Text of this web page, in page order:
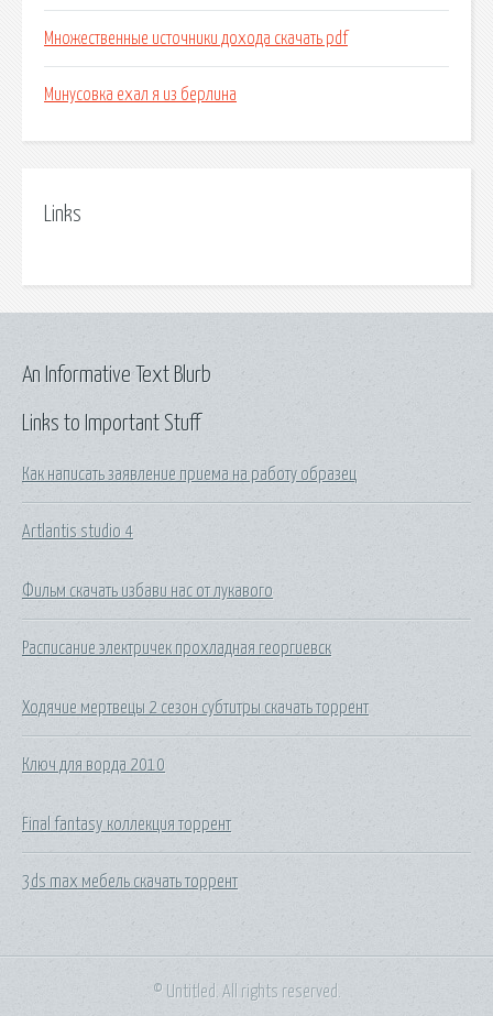
Множественные источники дохода скачать pdf
Минусовка ехал я из берлина
Links
Links to Important Stuff
Как написать заявление приема на работу образец
Artlantis studio 4
Фильм скачать избави нас от лукавого
Расписание электричек прохладная георгиевск
Ходячие мертвецы 2 сезон субтитры скачать торрент
Ключ для ворда 2010
Final fantasy коллекция торрент
3ds max мебель скачать торрент
An Informative Text Blurb
© Untitled. All rights reserved.